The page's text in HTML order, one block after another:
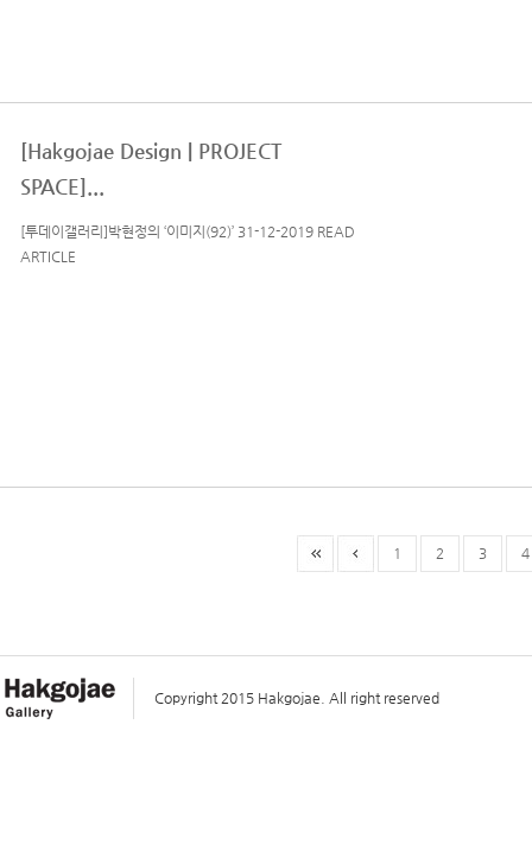
[Hakgojae Design | PROJECT
SPACE]...
[투데이갤러리]박현정의 ‘이미지(92)’ 31-12-2019 READ
ARTICLE
1 2 3 4
Copyright 2015 Hakgojae. All right reserved